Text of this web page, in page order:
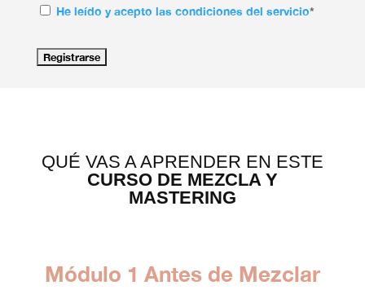
He leído y acepto las condiciones del servicio*
No val
QUÉ VAS A APRENDER EN ESTE
CURSO DE MEZCLA Y
MASTERING
Módulo 1 Antes de Mezclar